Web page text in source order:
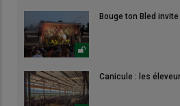
Bouge ton Bled
Canicule : les